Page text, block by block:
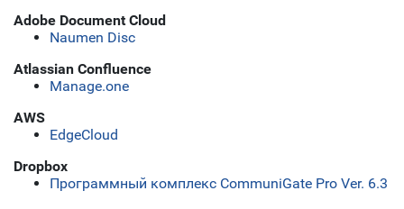
Adobe Document Cloud
Naumen Disc
Atlassian Confluence
Manage.one
AWS
EdgeCloud
Dropbox
Программный комплекс CommuniGate Pro Ver. 6.3